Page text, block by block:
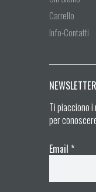
Carrello
Info-Contatti
NEWSLETTER
Ti piacciono
per
Email *